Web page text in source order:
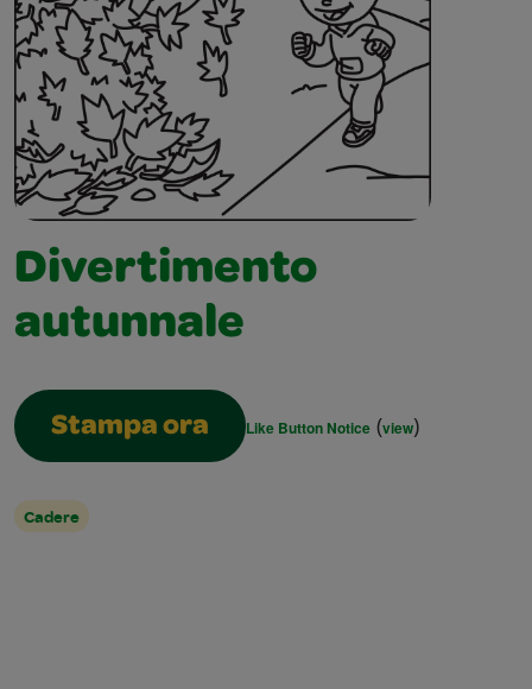
Divertimento
autunnale
Stampa ora Like Button Notice (view)
Cadere